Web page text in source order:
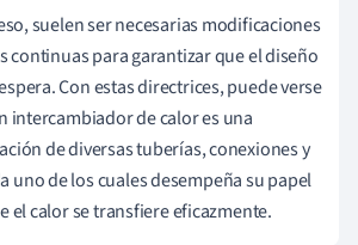
suelen ser necesarias modificaciones
continuas para garantizar que el diseño
Con estas directrices, puede verse
intercambiador de calor es una
de diversas tuberías, conexiones y
uno de los cuales desempeña su papel
el calor se transfiere eficazmente.